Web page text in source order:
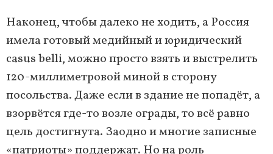
Наконец, чтобы далеко не ходить, а Россия
имела готовый медийный и юридический
casus belli, можно просто взять и выстрелить
120-миллиметровой миной в сторону
посольства. Даже если в здание не попадёт, а
взорвётся где-то возле ограды, то всё равно
цель достигнута. Заодно и многие записные
«патриоты» поддержат. Но на роль